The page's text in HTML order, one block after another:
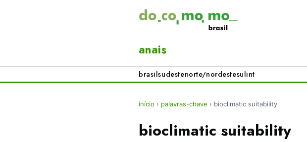
anais
brasilsudestenorte/nordestesulint
início › palavras-chave › bioclimatic suitability
bioclimatic suitability